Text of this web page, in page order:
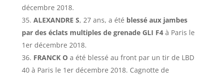
décembre 2018.
ALEXANDRE S, 27 ans, a été blessé aux jambes
par des éclats multiples de grenade GLI F4à Paris le
1er décembre 2018.
FRANCK Oa été blessé au front par un tir de LBD
40 à Paris le 1er décembre 2018. Cagnotte de